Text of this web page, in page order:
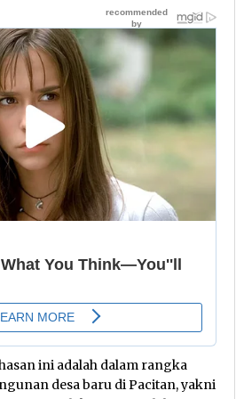
ini adalah dalam rangka
desa baru di Pacitan, yakni